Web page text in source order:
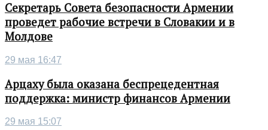
Секретарь Совета безопасности Армении
проведет рабочие встречи в Словакии и в
Молдове
29 мая 16:47
Арцаху была оказана беспрецедентная
поддержка: министр финансов Армении
29 мая 15:07